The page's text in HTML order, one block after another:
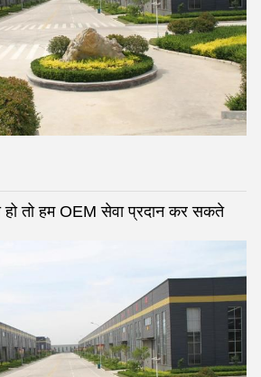
तो हम OEM सेवा प्रदान कर सकते